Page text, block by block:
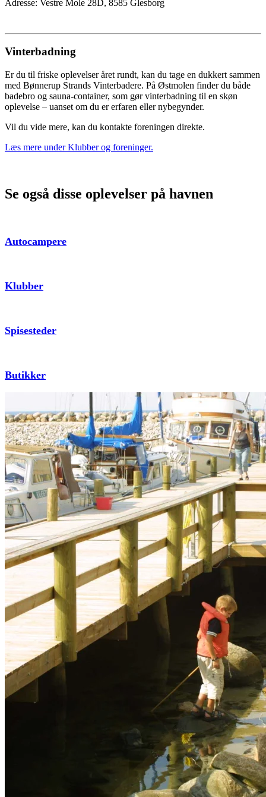
Adresse: Vestre Mole 28D, 8585 Glesborg
Vinterbadning
Er du til friske oplevelser året rundt, kan du tage en dukkert sammen
med Bønnerup Strands Vinterbadere. På Østmolen finder du både
badebro og sauna-container, som gør vinterbadning til en skøn
oplevelse – uanset om du er erfaren eller nybegynder.
Vil du vide mere, kan du kontakte foreningen direkte.
Læs mere under Klubber og foreninger.
Se også disse oplevelser på havnen
Autocampere
Klubber
Spisesteder
Butikker